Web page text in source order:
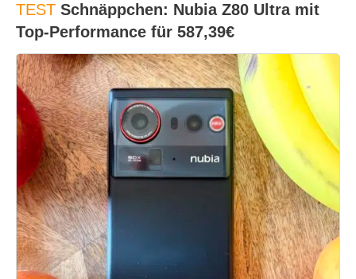
TEST Schnäppchen: Nubia Z80 Ultra mit
Top-Performance für 587,39€